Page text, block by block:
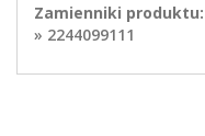
Zamienniki produktu:
» 2244099111